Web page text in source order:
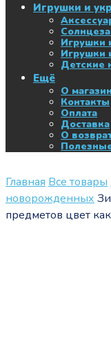
Игрушки и
Игрушки
Игрушки
Детские
Ещё
О
Контакты
Оплата
Доставка
О
Главная Все товары
новорожденных
предметов цвет